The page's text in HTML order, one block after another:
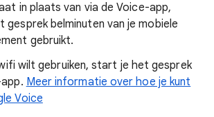
in plaats van via de Voice-app,
belminuten van je mobiele
gebruikt.
wilt gebruiken, start je het gesprek
Meer informatie over hoe je kunt
Voice